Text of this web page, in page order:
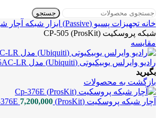
جستجو
خانه تجهیزات پسیو (Passive) ابزار شبکه آچار
شبکه پروسکیت (ProsKit) CP-505
مقایسه
رادیو وایرلس یوبیکیوتی (Ubiquiti) مدل LiteBeam 5AC-LR
بگیرید
بازگشت به محصولات
آچار شبکه پروسکیت (ProsKit) Cp-376E 7,200,000